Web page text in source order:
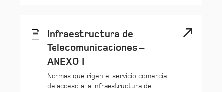
Infraestructura de
Telecomunicaciones –
ANEXO I
Normas que rigen el servicio comercial
de acceso a la infraestructura de